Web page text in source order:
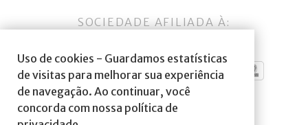
Uso de cookies - Guardamos estatísticas
de visitas para melhorar sua experiência
de navegação. Ao continuar, você
concorda com nossa política de
SOCIEDADE AFILIADA À: